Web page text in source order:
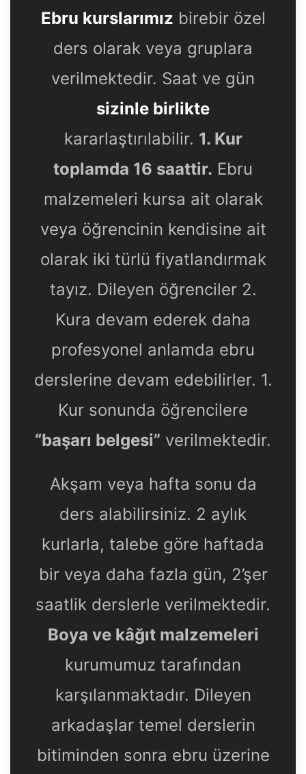
Ebru kurslarımız birebir özel
ders olarak veya gruplara
verilmektedir. Saat ve gün
sizinle birlikte
kararlaştırılabilir. 1. Kur
toplamda 16 saattir. Ebru
malzemeleri kursa ait olarak
veya öğrencinin kendisine ait
olarak iki türlü fiyatlandırmak
tayız. Dileyen öğrenciler 2.
Kura devam ederek daha
profesyonel anlamda ebru
derslerine devam edebilirler. 1.
Kur sonunda öğrencilere
“başarı belgesi” verilmektedir.
Akşam veya hafta sonu da
ders alabilirsiniz. 2 aylık
kurlarla, talebe göre haftada
bir veya daha fazla gün, 2’şer
saatlik derslerle verilmektedir.
Boya ve kâğıt malzemeleri
kurumumuz tarafından
karşılanmaktadır. Dileyen
arkadaşlar temel derslerin
bitiminden sonra ebru üzerine